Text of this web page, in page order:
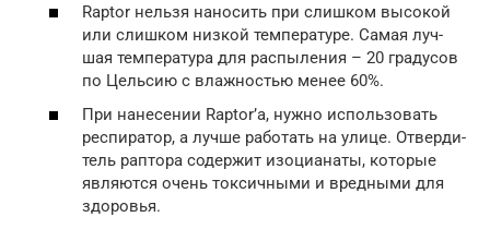
Raptor нель­зя нано­сить при слиш­ком высо­кой
или слиш­ком низ­кой тем­пе­ра­ту­ре. Самая луч­
шая тем­пе­ра­ту­ра для рас­пы­ле­ния – 20 гра­ду­сов
по Цель­сию с влаж­но­стью менее 60%.
При нане­се­нии Raptor’а, нуж­но исполь­зо­вать
респи­ра­тор, а луч­ше рабо­тать на ули­це. Отвер­ди­
тель рап­то­ра содер­жит изо­ци­а­на­ты, кото­рые
явля­ют­ся очень ток­сич­ны­ми и вред­ны­ми для
здо­ро­вья.